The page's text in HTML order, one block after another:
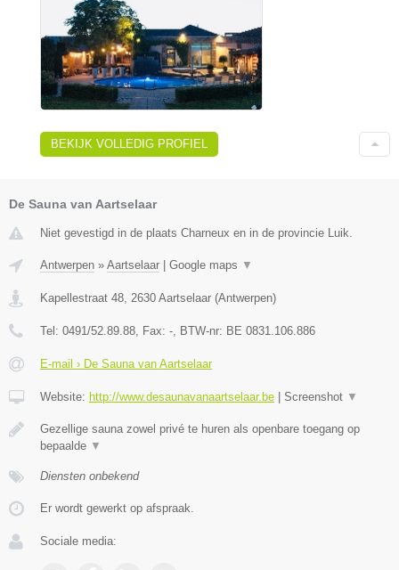
BEKIJK VOLLEDIG PROFIEL
De Sauna van Aartselaar
Niet gevestigd in de plaats Charneux en in de provincie Luik.
Antwerpen » Aartselaar Google maps ▼
Kapellestraat 48, 2630 Aartselaar (Antwerpen)
Tel: 0491/52.89.88, Fax: -, BTW-nr: BE 0831.106.886
E-mail › De Sauna van Aartselaar
Website: http://www.desaunavanaartselaar.be Screenshot ▼
Gezellige sauna zowel privé te huren als openbare toegang op
bepaalde ▼
Diensten onbekend
Er wordt gewerkt op afspraak.
Sociale media: